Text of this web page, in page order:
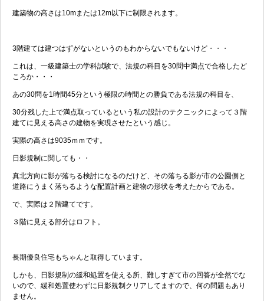
建築物の高さは10mまたは12m以下に制限されます。
3階建ては建つはずがないというのもわからないでもないけど・・・
これは、一級建築士の学科試験で、法規の科目を30問中満点で合格したど
ころか・・・
あの30問を1時間45分という極限の時間との勝負である法規の科目を、
30分残した上で満点取っているという私の設計のテクニックによって３階
建てに見える高さの建物を実現させたという感じ。
実際の高さは9035ｍｍです。
日影規制に関しても・・
真北方向に影が落ちる検討になるのだけど、その落ちる影が市の公園側と
道路にうまく落ちるような配置計画と建物の形状を考えたからである。
で、実際は２階建てです。
３階に見える部分はロフト。
長期優良住宅もちゃんと取得しています。
しかも、日影規制の緩和処置を使える所、難しすぎて市の回答が全然でな
いので、緩和処置使わずに日影規制クリアしてますので、何の問題もあり
ません。